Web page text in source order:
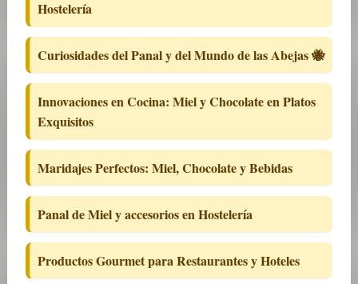
Hostelería
Curiosidades del Panal y del Mundo de las Abejas 🐝
Innovaciones en Cocina: Miel y Chocolate en Platos
Exquisitos
Maridajes Perfectos: Miel, Chocolate y Bebidas
Panal de Miel y accesorios en Hostelería
Productos Gourmet para Restaurantes y Hoteles